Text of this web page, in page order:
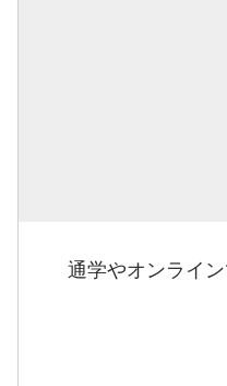
通学やオンライ